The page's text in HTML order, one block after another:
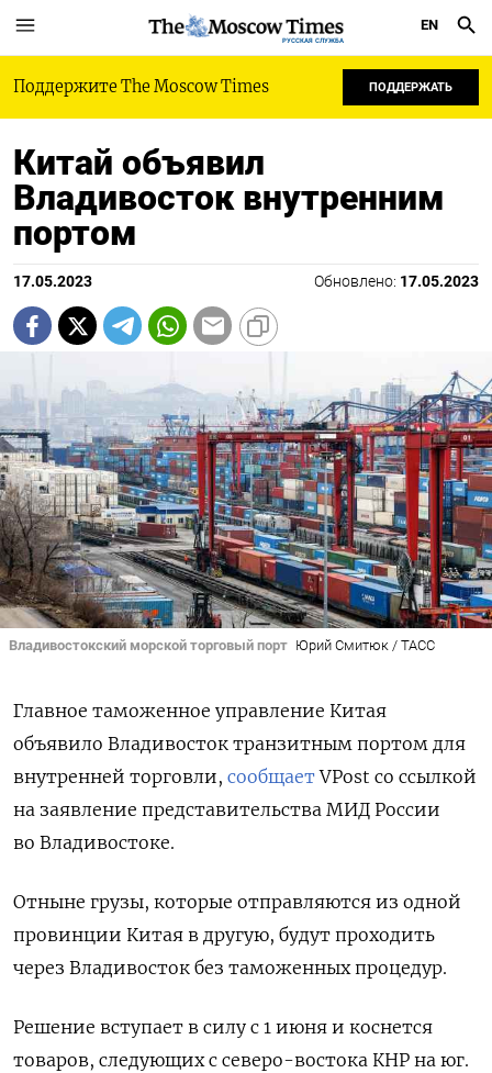
РУССКАЯ СЛУЖБА
EN
Поддержите The Moscow Times ПОДДЕРЖАТЬ
Китай объявил
Владивосток внутренним
портом
17.05.2023 Обновлено: 17.05.2023
Владивостокский морской торговый порт Юрий Смитюк / ТАСС
Главное таможенное управление Китая
объявило Владивосток транзитным портом для
внутренней торговли, сообщаетVPost cо ссылкой
на заявление представительства МИД России
во Владивостоке.
Отныне грузы, которые отправляются из одной
провинции Китая в другую, будут проходить
через Владивосток без таможенных процедур.
Решение вступает в силу с 1 июня и коснется
товаров, следующих с северо-востока КНР на юг.